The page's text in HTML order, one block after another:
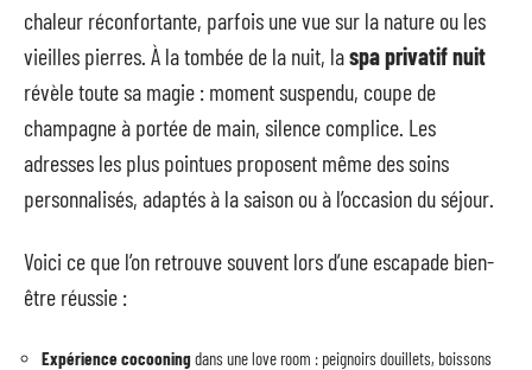
chaleur réconfortante, parfois une vue sur la nature ou les
vieilles pierres. À la tombée de la nuit, laspa privatif nuit
révèle toute sa magie : moment suspendu, coupe de
champagne à portée de main, silence complice. Les
adresses les plus pointues proposent même des soins
personnalisés, adaptés à la saison ou à l’occasion du séjour.
Voici ce que l’on retrouve souvent lors d’une escapade bien-
être réussie :
Expérience cocooningdans une love room : peignoirs douillets, boissons